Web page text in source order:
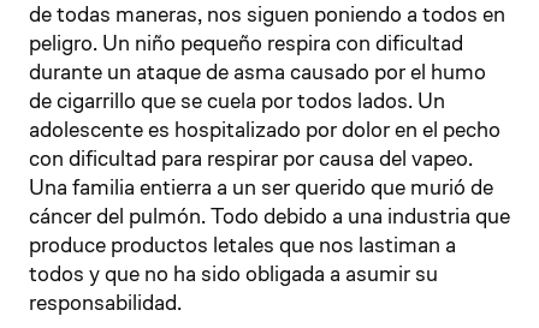
de todas maneras, nos siguen poniendo a todos en
peligro. Un niño pequeño respira con dificultad
durante un ataque de asma causado por el humo
de cigarrillo que se cuela por todos lados. Un
adolescente es hospitalizado por dolor en el pecho
con dificultad para respirar por causa del vapeo.
Una familia entierra a un ser querido que murió de
cáncer del pulmón. Todo debido a una industria que
produce productos letales que nos lastiman a
todos y que no ha sido obligada a asumir su
responsabilidad.